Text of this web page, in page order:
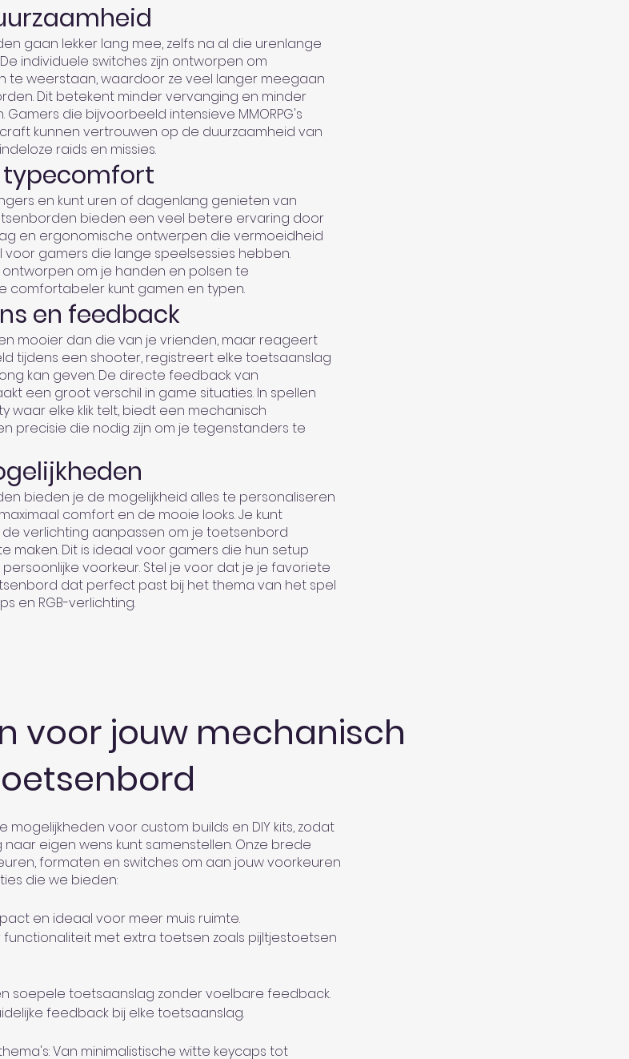
gaan lekker lang mee, zelfs na al die urenlange
individuele switches zijn ontworpen om
te weerstaan, waardoor ze veel langer meegaan
Dit betekent minder vervanging en minder
die bijvoorbeeld intensieve MMORPG's
kunnen vertrouwen op de duurzaamheid van
raids en missies.
typecomfort
en kunt uren of dagenlang genieten van
bieden een veel betere ervaring door
en ergonomische ontwerpen die vermoeidheid
voor gamers die lange speelsessies hebben.
ontworpen om je handen en polsen te
comfortabeler kunt gamen en typen.
en feedback
mooier dan die van je vrienden, maar reageert
tijdens een shooter, registreert elke toetsaanslag
kan geven. De directe feedback van
een groot verschil in game situaties. In spellen
waar elke klik telt, biedt een mechanisch
precisie die nodig zijn om je tegenstanders te
bieden je de mogelijkheid alles te personaliseren
comfort en de mooie looks. Je kunt
de verlichting aanpassen om je toetsenbord
maken. Dit is ideaal voor gamers die hun setup
voorkeur. Stel je voor dat je je favoriete
dat perfect past bij het thema van het spel
en RGB-verlichting.
voor jouw mechanisch
mogelijkheden voor custom builds en DIY kits, zodat
eigen wens kunt samenstellen. Onze brede
formaten en switches om aan jouw voorkeuren
die we bieden:
en ideaal voor meer muis ruimte.
functionaliteit met extra toetsen zoals pijltjestoetsen
soepele toetsaanslag zonder voelbare feedback.
feedback bij elke toetsaanslag.
Van minimalistische witte keycaps tot